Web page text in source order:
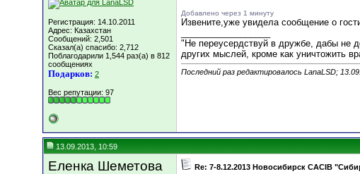
Регистрация: 14.10.2011
Адрес: Казахстан
Сообщений: 2,501
Сказал(а) спасибо: 2,712
Поблагодарили 1,544 раз(а) в 812
сообщениях
Подарков: 2
Вес репутации: 97
Добавлено через 1 минуту
Извените,уже увидела сообщение о
"Не переусердствуй в дружбе, дабы не
других мыслей, кроме как уничтожить
Последний раз редактировалось LanaLSD;
13.09.2013, 10:59
Еленка Шеметова Re: 7-8.12.2013 Новосибирск CACIB